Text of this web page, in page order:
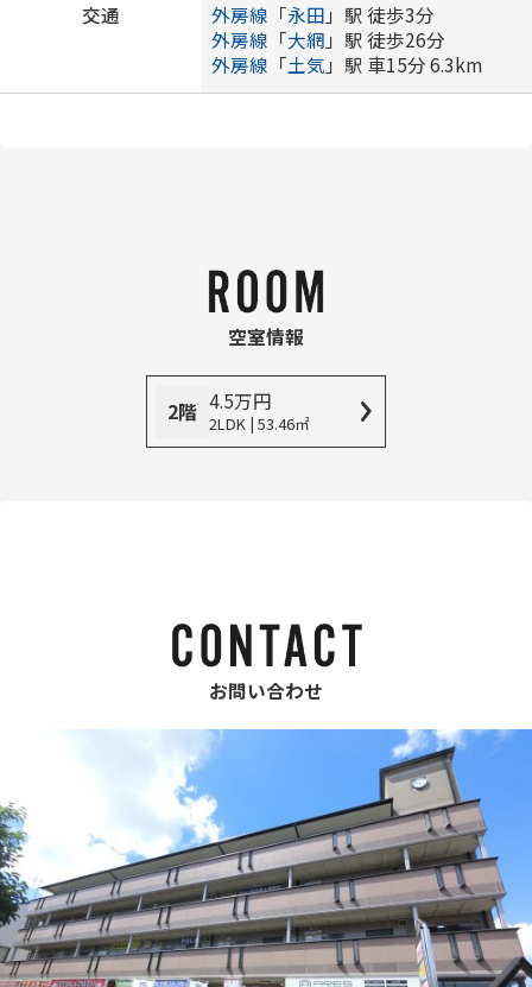
交通 外房線 「永田 」駅 徒歩3分
外房線 「大網 」駅 徒歩26分
外房線 「土気 」駅 車15分 6.3km
空室情報
2階 4.5万円
2LDK | 53.46㎡
お問い合わせ